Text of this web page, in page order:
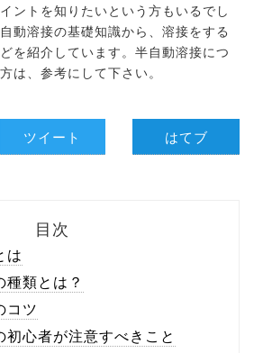
ントを知りたいという方もいるでし
動溶接の基礎知識から、溶接をする
を紹介しています。半自動溶接につ
は、参考にして下さい。
ツイート はてブ
目次
は
類とは？
コツ
初心者が注意すべきこと